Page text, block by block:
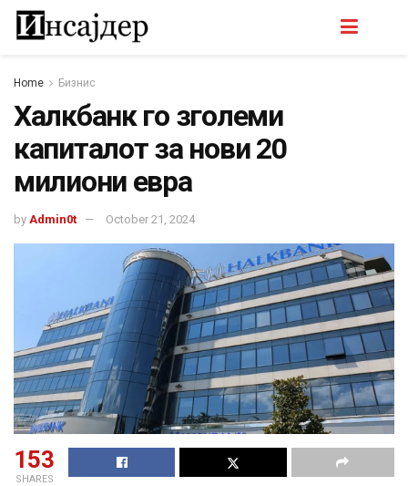
Home Бизнис
Халкбанк го зголеми
капиталот за нови 20
милиони евра
by Admin0t October 21, 2024
153
SHARES